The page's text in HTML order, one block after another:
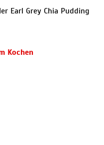
Earl Grey Chia Pudding